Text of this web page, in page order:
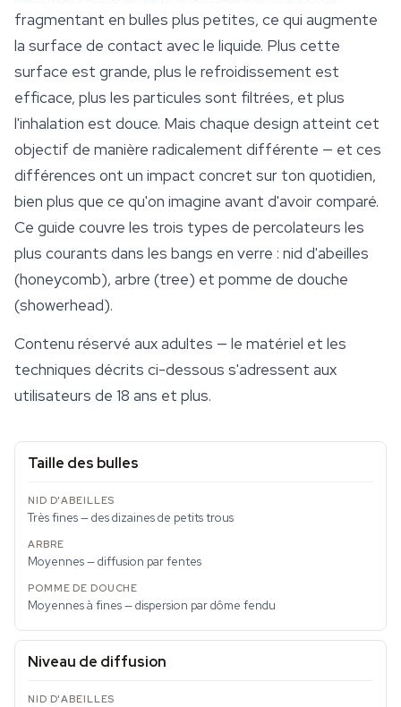
fragmentant en bulles plus petites, ce qui augmente
la surface de contact avec le liquide. Plus cette
surface est grande, plus le refroidissement est
efficace, plus les particules sont filtrées, et plus
l'inhalation est douce. Mais chaque design atteint cet
objectif de manière radicalement différente — et ces
différences ont un impact concret sur ton quotidien,
bien plus que ce qu'on imagine avant d'avoir comparé.
Ce guide couvre les trois types de percolateurs les
plus courants dans les bangs en verre : nid d'abeilles
(honeycomb), arbre (tree) et pomme de douche
(showerhead).
Contenu réservé aux adultes — le matériel et les
techniques décrits ci-dessous s'adressent aux
utilisateurs de 18 ans et plus.
Taille des bulles
Très fines — des dizaines de petits trous
Moyennes — diffusion par fentes
Moyennes à fines — dispersion par dôme fendu
Niveau de diffusion